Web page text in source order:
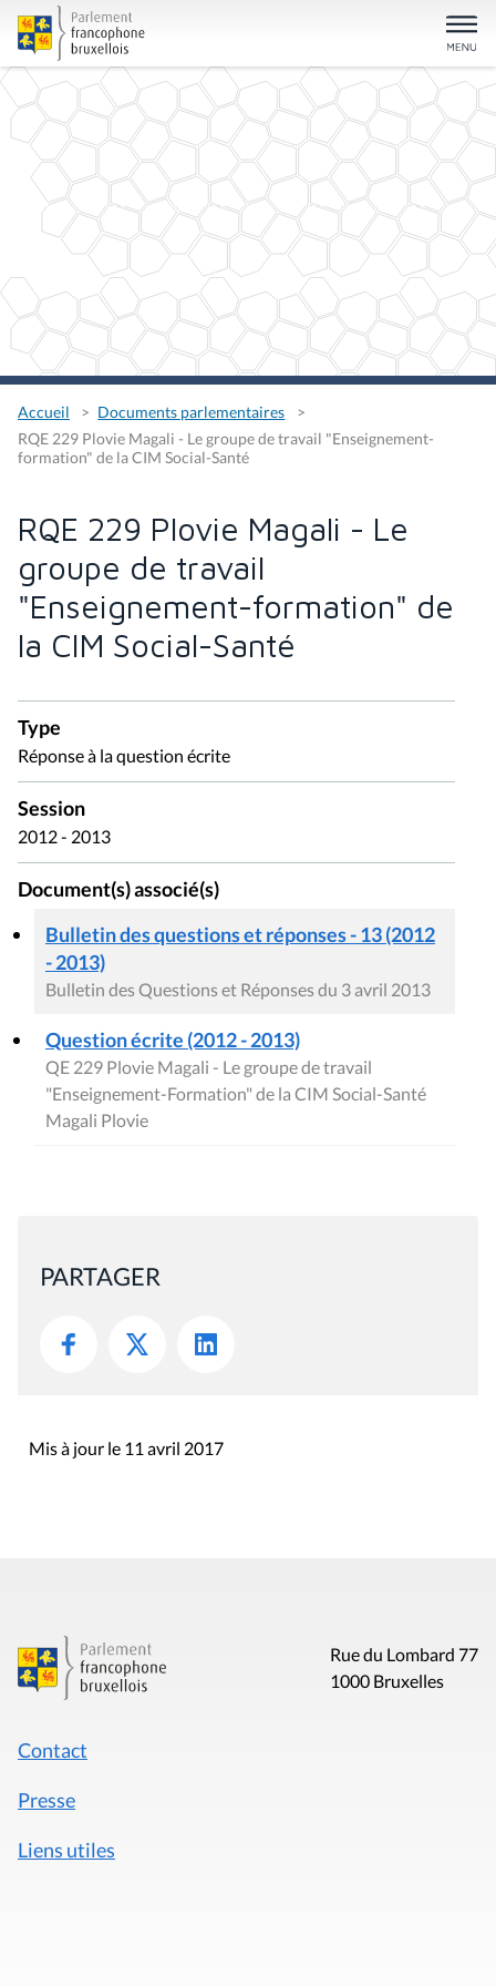
Accueil
Documents parlementaires
RQE 229 Plovie Magali - Le groupe de travail "Enseignement-
formation" de la CIM Social-Santé
RQE 229 Plovie Magali - Le
groupe de travail
"Enseignement-formation" de
la CIM Social-Santé
Type
Réponse à la question écrite
Session
2012 - 2013
Document(s) associé(s)
Bulletin des questions et réponses - 13 (2012
- 2013)
Bulletin des Questions et Réponses du 3 avril 2013
Question écrite (2012 - 2013)
QE 229 Plovie Magali - Le groupe de travail
"Enseignement-Formation" de la CIM Social-Santé
Magali Plovie
PARTAGER
Mis à jour le 11 avril 2017
Rue du Lombard 77
1000 Bruxelles
Contact
Presse
Liens utiles